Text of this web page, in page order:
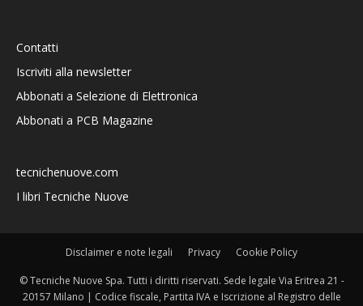
Contatti
Iscriviti alla newsletter
Abbonati a Selezione di Elettronica
Abbonati a PCB Magazine
tecnichenuove.com
I libri Tecniche Nuove
Disclaimer e note legali Privacy Cookie Policy
© Tecniche Nuove Spa. Tutti i diritti riservati. Sede legale Via Eritrea 21 -
20157 Milano | Codice fiscale, Partita IVA e Iscrizione al Registro delle